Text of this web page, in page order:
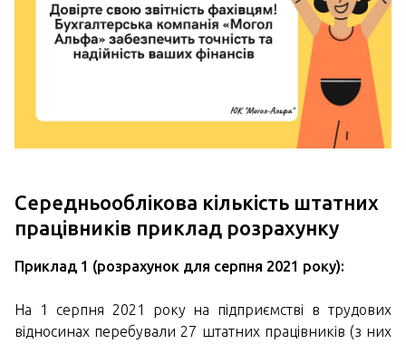
Середньооблікова кількість штатних
працівників приклад розрахунку
Приклад 1 (розрахунок для серпня 2021 року):
На 1 серпня 2021 року на підприємстві в трудових
відносинах перебували 27 штатних працівників (з них